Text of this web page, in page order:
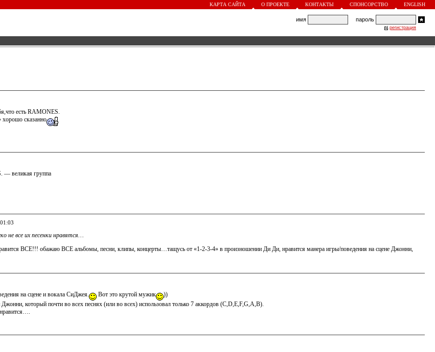
КАРТА САЙТА О ПРОЕКТЕ КОНТАКТЫ СПОНСОРСТВО ENGLISH
имя пароль
регистрация
есть RAMONES.
сказанно
— великая группа
не все их песенки нравятся…
ВСЕ!!! обажаю ВСЕ альбомы, песни, клипы, концерты…тащусь от «1-2-3-4» в произношении Ди Ди, нравится манера игры/поведения на сцене Джонни,
на сцене и вокала СиДжея. Вот это крутой мужик
))
который почти во всех песнях (или во всех) использовал только 7 аккордов (C,D,E,F,G,A,B).